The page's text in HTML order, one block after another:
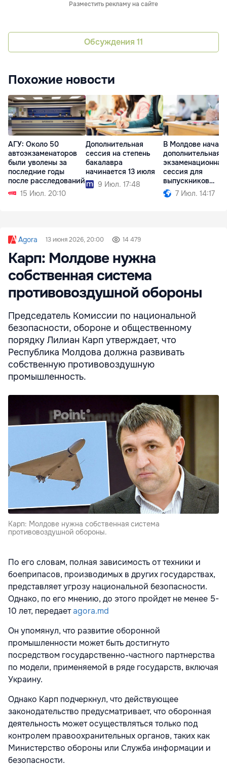
Разместить рекламу на сайте
Обсуждения 11
Похожие новости
АГУ: Около 50
автоэкзаменаторов
были уволены за
последние годы
после расследований
15 Июл. 20:10
Дополнительная
сессия на степень
бакалавра
начинается 13 июля
9 Июл. 17:48
В Молдове
дополнительная
экзаменационная
сессия для
выпускников
гимназий
7 Июл. 14:17
Agora 13 июня 2026, 20:00 14 479
Карп: Молдове нужна
собственная система
противовоздушной обороны
Председатель Комиссии по национальной
безопасности, обороне и общественному
порядку Лилиан Карп утверждает, что
Республика Молдова должна развивать
собственную противовоздушную
промышленность.
Карп: Молдове нужна собственная система
противовоздушной обороны.
По его словам, полная зависимость от техники и
боеприпасов, производимых в других государствах,
представляет угрозу национальной безопасности.
Однако, по его мнению, до этого пройдет не менее 5-
10 лет, передаетagora.md
Он упомянул, что развитие оборонной
промышленности может быть достигнуто
посредством государственно-частного партнерства
по модели, применяемой в ряде государств, включая
Украину.
Однако Карп подчеркнул, что действующее
законодательство предусматривает, что оборонная
деятельность может осуществляться только под
контролем правоохранительных органов, таких как
Министерство обороны или Служба информации и
безопасности.